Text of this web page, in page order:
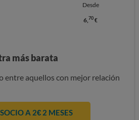
Desde
6, 70 €
más barata
entre aquellos con mejor relación
A 2€ 2 MESES